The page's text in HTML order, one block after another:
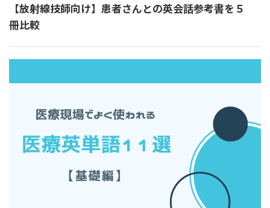
【放射線技師向け】患者さんとの英会話参考書を５
冊比較